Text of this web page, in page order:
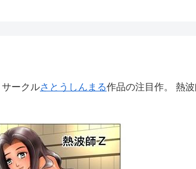
サークルさとうしんまる作品の注目作。 熱